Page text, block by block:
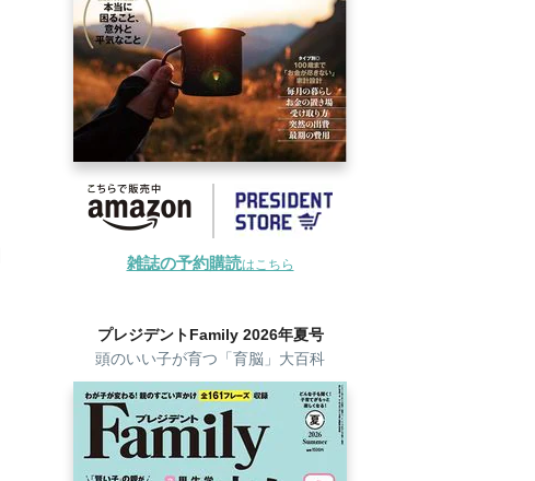
雑誌の予約購読はこちら
プレジデントFamily 2026年夏号
頭のいい子が育つ「育脳」大百科